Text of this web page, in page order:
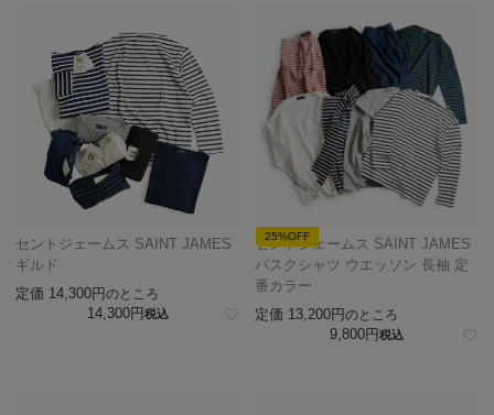
セントジェームス SAINT JAMES
ギルド
定価 14,300 のところ
14,300 税込
25%OFF
セントジェームス SAINT JAMES
バスクシャツ ウエッソン 長袖 定
番カラー
定価 13,200 のところ
9,800 税込